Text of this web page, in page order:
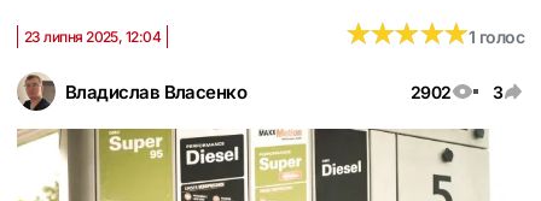
Владислав Власенко 2902 3
23 липня 2025, 12:04 ★★★★★
★★★★★1 голос